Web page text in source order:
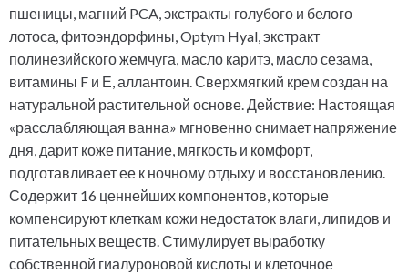
пшеницы, магний PCA, экстракты голубого и белого
лотоса, фитоэндорфины, Optym Hyal, экстракт
полинезийского жемчуга, масло каритэ, масло сезама,
витамины F и Е, аллантоин. Сверхмягкий крем создан на
натуральной растительной основе. Действие: Настоящая
«расслабляющая ванна» мгновенно снимает напряжение
дня, дарит коже питание, мягкость и комфорт,
подготавливает ее к ночному отдыху и восстановлению.
Содержит 16 ценнейших компонентов, которые
компенсируют клеткам кожи недостаток влаги, липидов и
питательных веществ. Стимулирует выработку
собственной гиалуроновой кислоты и клеточное